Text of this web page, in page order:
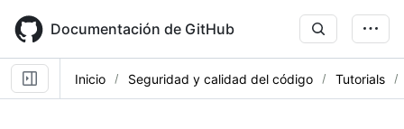
main
content
Documentación de GitHub
Inicio Seguridad y calidad del código Tutorials